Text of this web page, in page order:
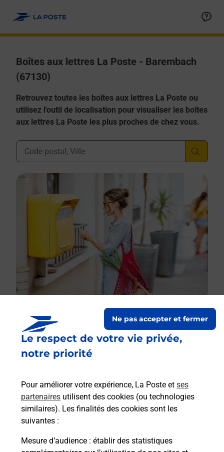
Le respect de votre vie privée,
notre priorité
Pour améliorer votre expérience, La Poste et ses
partenaires utilisent des cookies (ou technologies
similaires). Les finalités des cookies sont les
suivantes :
Mesure d’audience : établir des statistiques
Ne pas accepter et fermer
Boîtes aux lettres La Poste - Barembach
(67130)
Retrouvez toutes les boîtes aux lettres La Poste ou
utilisez l'outil de localisation pour visualiser les boîtes
aux lettres La Poste les plus proches de chez vous.
Ville, Département, Code Postal
Boîte aux lettres La Poste
1 Rte Du Mal De Lattre De Tassigny
67130 Barembach
Le lien s'ouvre dans un nouvel onglet